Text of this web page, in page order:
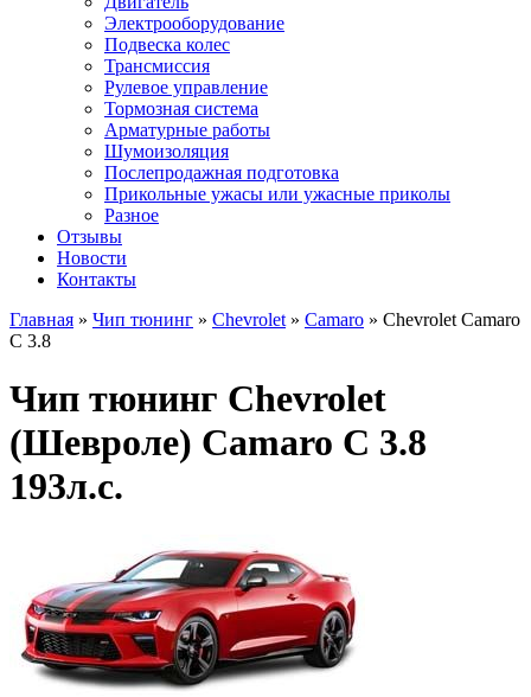
Электрооборудование
Подвеска колес
Трансмиссия
Рулевое управление
Тормозная система
Арматурные работы
Шумоизоляция
Послепродажная подготовка
Прикольные ужасы или ужасные приколы
Разное
Отзывы
Новости
Контакты
Главная » Чип тюнинг » Chevrolet » Camaro » Chevrolet Camaro
C 3.8
Чип тюнинг Chevrolet
(Шевроле) Camaro C 3.8
193л.с.